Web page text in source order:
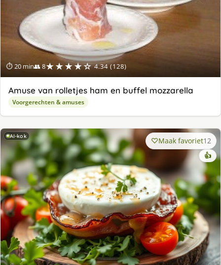
⏱ 20 min👥 8★★★★☆ 4.34 (128)
Amuse van rolletjes ham en buffel mozzarella
Voorgerechten & amuses
AI-kok Maak favoriet12
👍